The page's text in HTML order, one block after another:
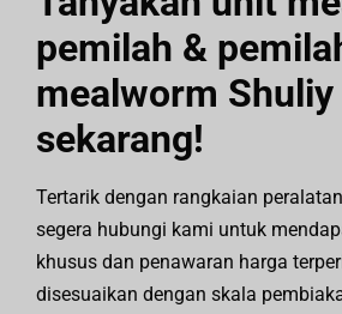
pemilah &
mealworm Shuliy
sekarang!
Tertarik dengan rangkaian
segera hubungi kami untuk
khusus dan penawaran harga
disesuaikan dengan skala